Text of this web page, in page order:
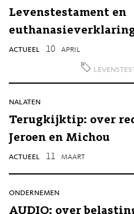
Levenstestament en
actueel 10 april
nalaten
Terugkijktip: over
Jeroen en Michou
actueel 11 maart
ondernemen
AUDIO: over